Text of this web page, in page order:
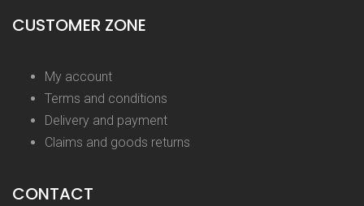
CUSTOMER ZONE
My account
Terms and conditions
Delivery and payment
Claims and goods returns
CONTACT